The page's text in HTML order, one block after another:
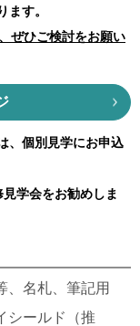
す。
ぜひご検討をお願い
、個別見学にお申込
学会をお勧めしま
、名札、筆記用
シールド（推